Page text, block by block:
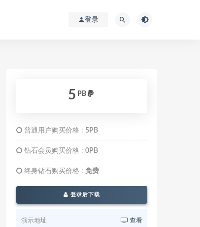
登录
5 PB
普通用户购买价格 : 5PB
钻石会员购买价格 : 0PB
终身钻石购买价格 : 免费
登录后下载
演示地址 查看